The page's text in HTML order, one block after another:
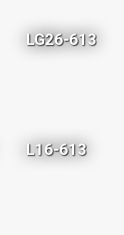
LG26-613
L16-613